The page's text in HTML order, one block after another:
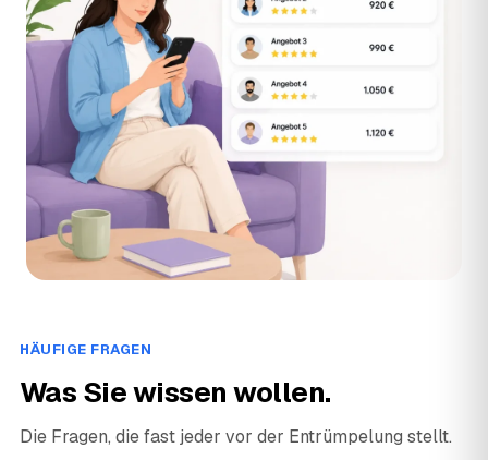
HÄUFIGE FRAGEN
Was Sie wissen wollen.
Die Fragen, die fast jeder vor der Entrümpelung stellt.